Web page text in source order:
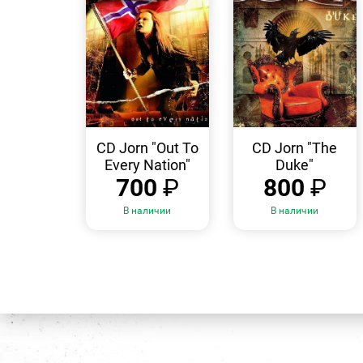
ПРОСМОТР
CD Jorn "Out To
Every Nation"
700 ₽
В наличии
ПРОСМОТР
CD Jorn "The
Duke"
800 ₽
В наличии